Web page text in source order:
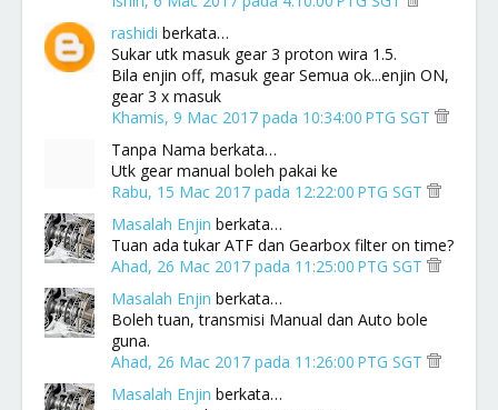
rashidi berkata…
Sukar utk masuk gear 3 proton wira 1.5.
Bila enjin off, masuk gear Semua ok...enjin ON,
gear 3 x masuk
Khamis, 9 Mac 2017 pada 10:34:00 PTG SGT
Tanpa Nama berkata…
Utk gear manual boleh pakai ke
Rabu, 15 Mac 2017 pada 12:22:00 PTG SGT
Masalah Enjin berkata…
Tuan ada tukar ATF dan Gearbox filter on time?
Ahad, 26 Mac 2017 pada 11:25:00 PTG SGT
Masalah Enjin berkata…
Boleh tuan, transmisi Manual dan Auto bole
guna.
Ahad, 26 Mac 2017 pada 11:26:00 PTG SGT
Masalah Enjin berkata…